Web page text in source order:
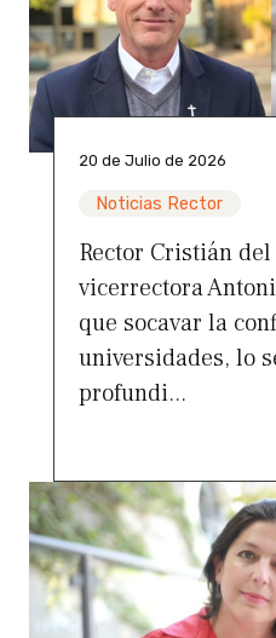
20 de Julio de 2026
Noticias Rector
Rector Cristián del
vicerrectora
que socavar la
universidades, lo
profundi...